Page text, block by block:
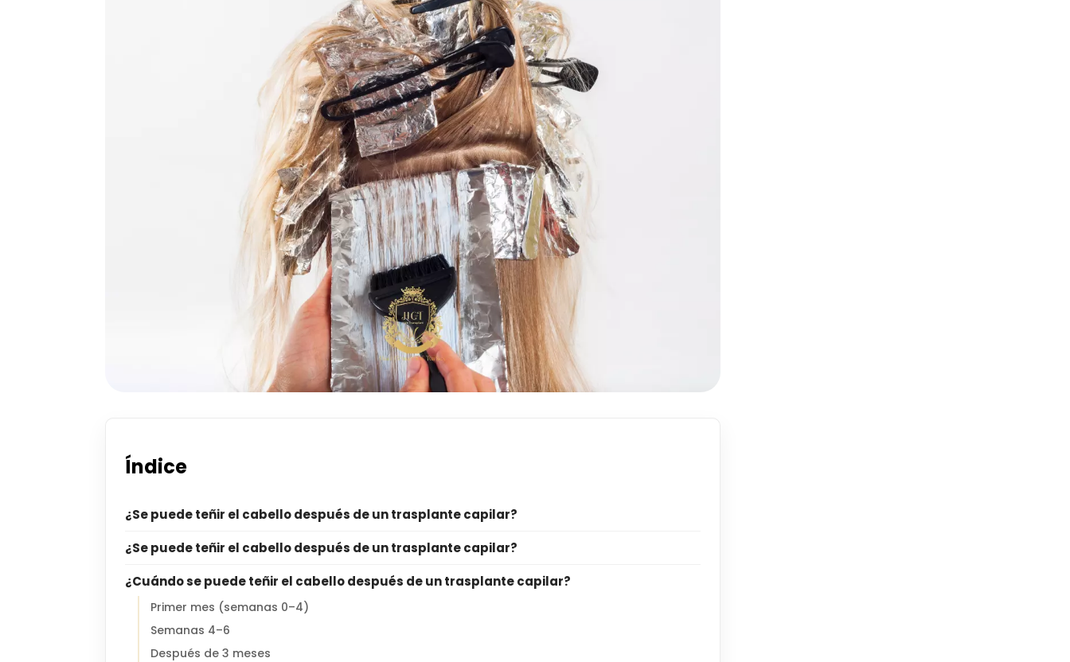
Índice
¿Se puede teñir el cabello después de un trasplante capilar?
¿Se puede teñir el cabello después de un trasplante capilar?
¿Cuándo se puede teñir el cabello después de un trasplante capilar?
Primer mes (semanas 0–4)
Semanas 4–6
Después de 3 meses